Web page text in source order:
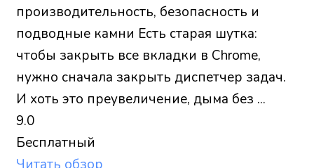
производительность, безопасность и
подводные камни Есть старая шутка:
чтобы закрыть все вкладки в Chrome,
нужно сначала закрыть диспетчер задач.
И хоть это преувеличение, дыма без ...
9.0
Бесплатный